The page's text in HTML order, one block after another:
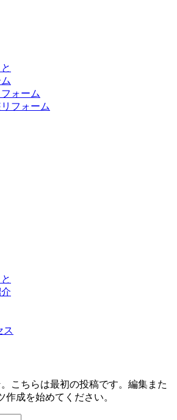
ォーム
フォーム
ス
。こちらは最初の投稿です。編集また
作成を始めてください。